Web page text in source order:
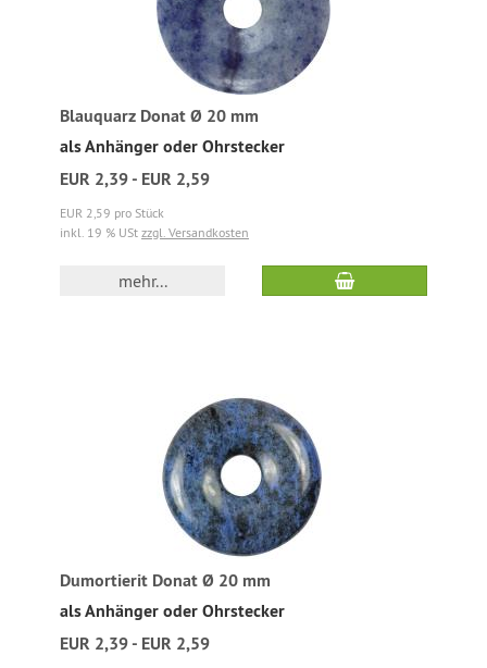
Blauquarz Donat Ø 20 mm
als Anhänger oder Ohrstecker
EUR 2,39 - EUR 2,59
EUR 2,59 pro Stück
inkl. 19 % USt zzgl. Versandkosten
mehr...
Dumortierit Donat Ø 20 mm
als Anhänger oder Ohrstecker
EUR 2,39 - EUR 2,59